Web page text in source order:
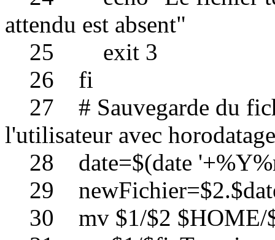
attendu est absent"
25 exit 3
26 fi
27 # Sauvegarde du
l'utilisateur avec
28 date=$(date
29
30 mv $1/$2 $HOME/